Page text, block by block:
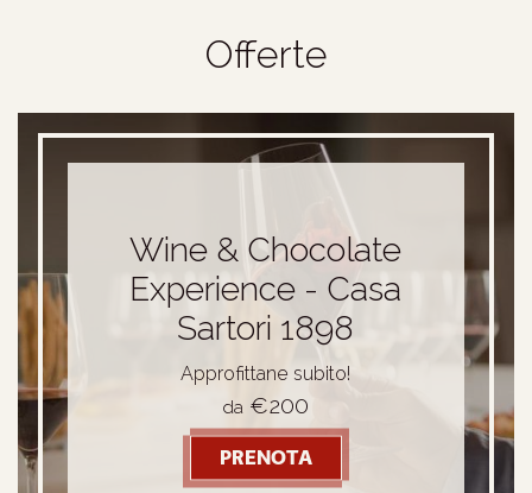
Offerte
7 NOTTI
Wine & Chocolate
Experience - Casa
Sartori 1898
Approfittane subito!
da €200
PRENOTA- WINE & CHOCOLATE